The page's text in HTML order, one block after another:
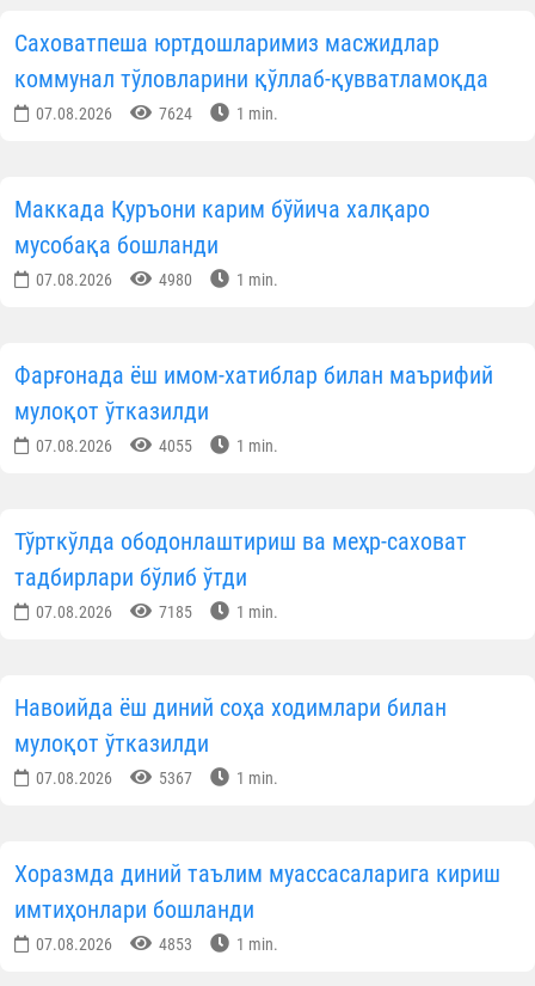
Саховатпеша юртдошларимиз масжидлар
коммунал тўловларини қўллаб-қувватламоқда
07.08.2026 7624 1 min.
Маккада Қуръони карим бўйича халқаро
мусобақа бошланди
07.08.2026 4980 1 min.
Фарғонада ёш имом-хатиблар билан маърифий
мулоқот ўтказилди
07.08.2026 4055 1 min.
Тўрткўлда ободонлаштириш ва меҳр-саховат
тадбирлари бўлиб ўтди
07.08.2026 7185 1 min.
Навоийда ёш диний соҳа ходимлари билан
мулоқот ўтказилди
07.08.2026 5367 1 min.
Хоразмда диний таълим муассасаларига кириш
имтиҳонлари бошланди
07.08.2026 4853 1 min.